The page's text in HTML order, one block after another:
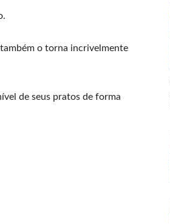
o torna incrivelmente
de seus pratos de forma